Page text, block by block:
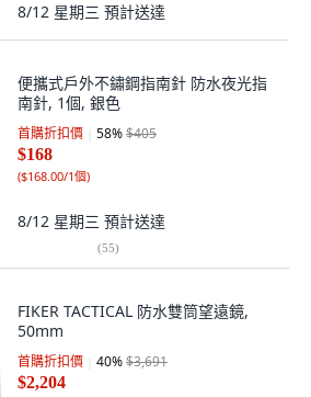
8/12 星期三 預計送達
便攜式戶外不鏽鋼指南針 防水夜光指
南針, 1個, 銀色
首購折扣價 58%$405
$168
($168.00/1個)
8/12 星期三 預計送達
(55)
FIKER TACTICAL 防水雙筒望遠鏡,
50mm
首購折扣價 40%$3,691
$2,204